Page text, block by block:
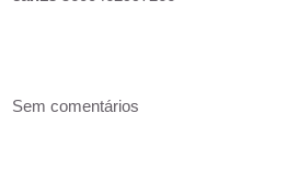
Sem comentários